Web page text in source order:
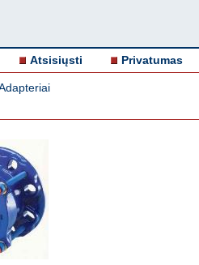
Atsisiųsti Privatumas